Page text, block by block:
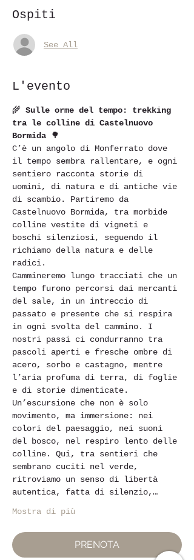
Ospiti
See All
L'evento
🌾 Sulle orme del tempo: trekking
tra le colline di Castelnuovo
Bormida 🌳
C’è un angolo di Monferrato dove
il tempo sembra rallentare, e ogni
sentiero racconta storie di
uomini, di natura e di antiche vie
di scambio. Partiremo da
Castelnuovo Bormida, tra morbide
colline vestite di vigneti e
boschi silenziosi, seguendo il
richiamo della natura e delle
radici.
Cammineremo lungo tracciati che un
tempo furono percorsi dai mercanti
del sale, in un intreccio di
passato e presente che si respira
in ogni svolta del cammino. I
nostri passi ci condurranno tra
pascoli aperti e fresche ombre di
acero, sorbo e castagno, mentre
l’aria profuma di terra, di foglie
e di storie dimenticate.
Un’escursione che non è solo
movimento, ma immersione: nei
colori del paesaggio, nei suoni
del bosco, nel respiro lento delle
colline. Qui, tra sentieri che
sembrano cuciti nel verde,
ritroviamo un senso di libertà
autentica, fatta di silenzio,…
Mostra di più
PRENOTA